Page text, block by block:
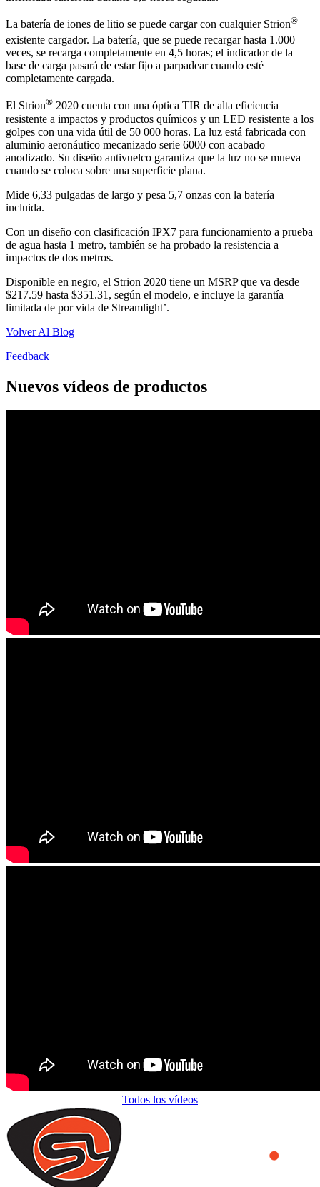
La batería de iones de litio se puede cargar con cualquier Strion®
existente cargador. La batería, que se puede recargar hasta 1.000
veces, se recarga completamente en 4,5 horas; el indicador de la
base de carga pasará de estar fijo a parpadear cuando esté
completamente cargada.
El Strion® 2020 cuenta con una óptica TIR de alta eficiencia
resistente a impactos y productos químicos y un LED resistente a los
golpes con una vida útil de 50 000 horas. La luz está fabricada con
aluminio aeronáutico mecanizado serie 6000 con acabado
anodizado. Su diseño antivuelco garantiza que la luz no se mueva
cuando se coloca sobre una superficie plana.
Mide 6,33 pulgadas de largo y pesa 5,7 onzas con la batería
incluida.
Con un diseño con clasificación IPX7 para funcionamiento a prueba
de agua hasta 1 metro, también se ha probado la resistencia a
impactos de dos metros.
Disponible en negro, el Strion 2020 tiene un MSRP que va desde
$217.59 hasta $351.31, según el modelo, e incluye la garantía
limitada de por vida de Streamlight’.
Volver Al Blog
Feedback
Nuevos vídeos de productos
Todos los vídeos